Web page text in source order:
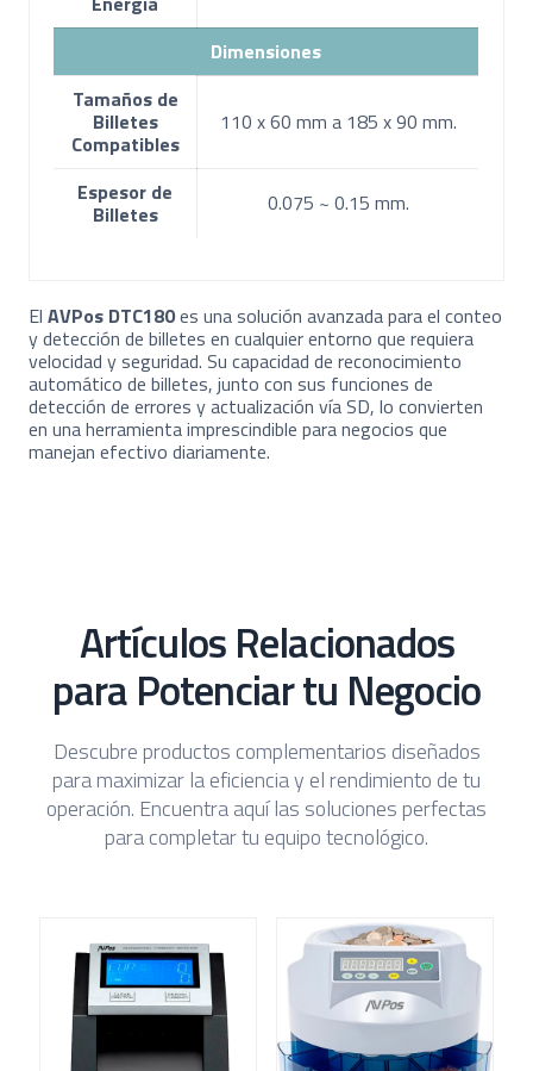
Dimensiones
Tamaños de
Billetes
Compatibles
110 x 60 mm a 185 x 90 mm.
Espesor de
Billetes 0.075 ~ 0.15 mm.
ElAVPos DTC180es una solución avanzada para el conteo
y detección de billetes en cualquier entorno que requiera
velocidad y seguridad. Su capacidad de reconocimiento
automático de billetes, junto con sus funciones de
detección de errores y actualización vía SD, lo convierten
en una herramienta imprescindible para negocios que
manejan efectivo diariamente.
Artículos Relacionados
para Potenciar tu Negocio
Descubre productos complementarios diseñados
para maximizar la eficiencia y el rendimiento de tu
operación. Encuentra aquí las soluciones perfectas
para completar tu equipo tecnológico.